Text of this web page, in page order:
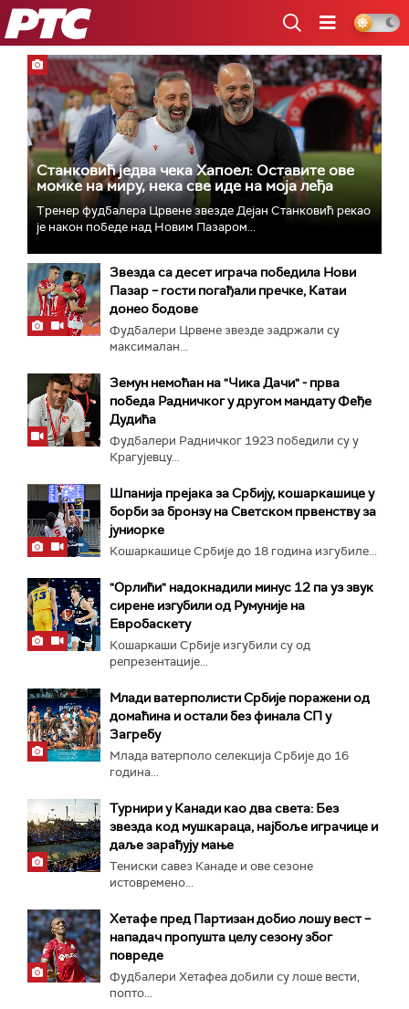
РТС
Станковић једва чека Хапоел: Оставите ове
момке на миру, нека све иде на моја леђа
Тренер фудбалера Црвене звезде Дејан Станковић рекао
је након победе над Новим Пазаром...
Звезда са десет играча победила Нови
Пазар – гости погађали пречке, Катаи
донео бодове
Фудбалери Црвене звезде задржали су
максималан...
Земун немоћан на "Чика Дачи" - прва
победа Радничког у другом мандату Феђе
Дудића
Фудбалери Радничког 1923 победили су у
Крагујевцу...
Шпанија прејакa за Србију, кошаркашице у
борби за бронзу на Светском првенству за
јуниорке
Кошаркашице Србије до 18 година изгубиле...
"Орлићи" надокнадили минус 12 па уз звук
сирене изгубили од Румуније на
Евробаскету
Кошаркаши Србије изгубили су од
репрезентације...
Млади ватерполисти Србије поражени од
домаћина и остали без финала СП у
Загребу
Млада ватерполо селекција Србије до 16
година...
Турнири у Канади као два света: Без
звезда код мушкараца, најбоље играчице и
даље зарађују мање
Тениски савез Канаде и ове сезоне
истовремено...
Хетафе пред Партизан добио лошу вест –
нападач пропушта целу сезону због
повреде
Фудбалери Хетафеа добили су лоше вести,
попто...